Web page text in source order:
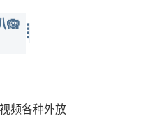
🙉
频各种外放